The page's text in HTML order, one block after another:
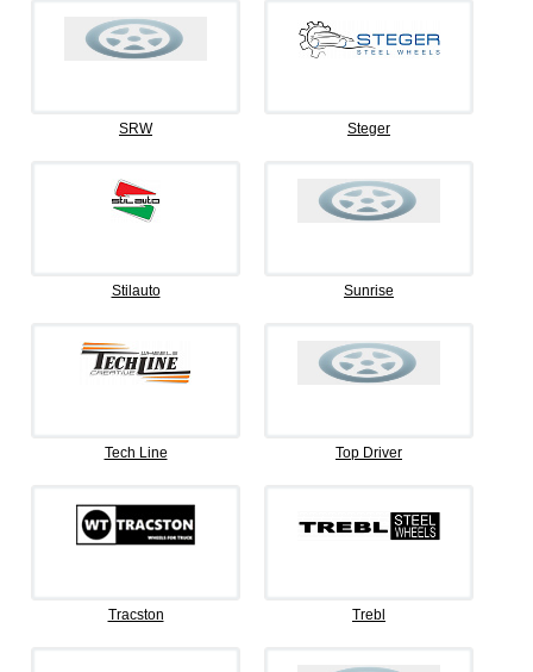
SRW Steger
Stilauto Sunrise
Tech Line Top Driver
Tracston Trebl